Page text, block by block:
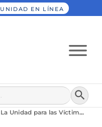
UNIDAD EN LÍNEA
Botón
La Unidad para las Víctimas coordinó encuentro interinstitucional y humanitario para hacer seguimiento a los compromisos con el pueblo Emberá Katío, en el Alto Andágueda (Chocó)